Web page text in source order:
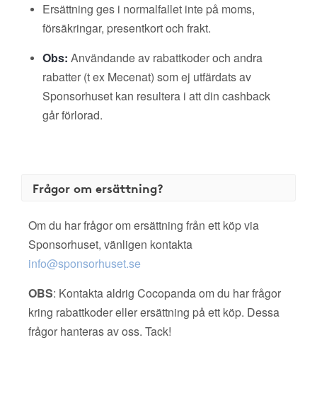
Ersättning ges i normalfallet inte på moms,
försäkringar, presentkort och frakt.
Obs: Användande av rabattkoder och andra
rabatter (t ex Mecenat) som ej utfärdats av
Sponsorhuset kan resultera i att din cashback
går förlorad.
Frågor om ersättning?
Om du har frågor om ersättning från ett köp via
Sponsorhuset, vänligen kontakta
info@sponsorhuset.se
OBS: Kontakta aldrig Cocopanda om du har frågor
kring rabattkoder eller ersättning på ett köp. Dessa
frågor hanteras av oss. Tack!